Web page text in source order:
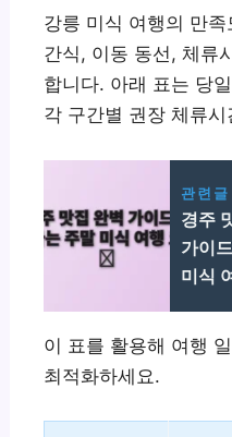
강릉 미식 여행의 만
간식, 이동 동선, 체류
합니다. 아래 표는 당
각 구간별 권장 체류
관련글
경주
가이
미식
이 표를 활용해 여행
최적화하세요.